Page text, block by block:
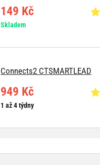
149 Kč
Skladem
Connects2 CTSMARTLEAD
949 Kč
1 až 4 týdny